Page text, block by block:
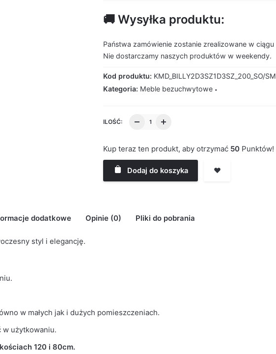
🚚 Wysyłka produktu:
Państwa zamówienie zostanie zrealizowane w ciągu
Nie dostarczamy naszych produktów w weekendy.
Kod produktu: KMD_BILLY2D3SZ1D3SZ_200_SO/SM
Kategoria: Meble bezuchwytowe
ILOŚĆ:
Kup teraz ten produkt, aby otrzymać 50 Punktów!
Dodaj do koszyka ❤️
dodatkowe Opinie (0) Pliki do pobrania
styl i elegancję.
w małych jak i dużych pomieszczeniach.
w użytkowaniu.
120 i 80cm.
a review.